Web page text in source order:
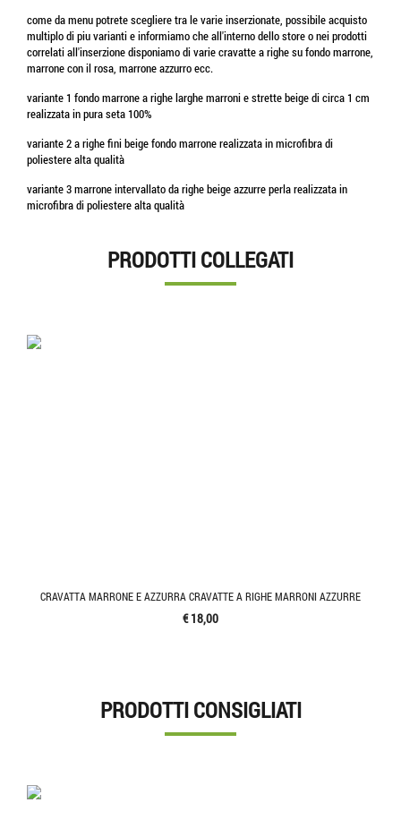
come da menu potrete scegliere tra le varie inserzionate, possibile acquisto
multiplo di piu varianti e informiamo che all'interno dello store o nei prodotti
correlati all'inserzione disponiamo di varie cravatte a righe su fondo marrone,
marrone con il rosa, marrone azzurro ecc.
variante 1 fondo marrone a righe larghe marroni e strette beige di circa 1 cm
realizzata in pura seta 100%
variante 2 a righe fini beige fondo marrone realizzata in microfibra di
poliestere alta qualità
variante 3 marrone intervallato da righe beige azzurre perla realizzata in
microfibra di poliestere alta qualità
PRODOTTI COLLEGATI
CRAVATTA MARRONE E AZZURRA CRAVATTE A RIGHE MARRONI AZZURRE
€ 18,00
PRODOTTI CONSIGLIATI